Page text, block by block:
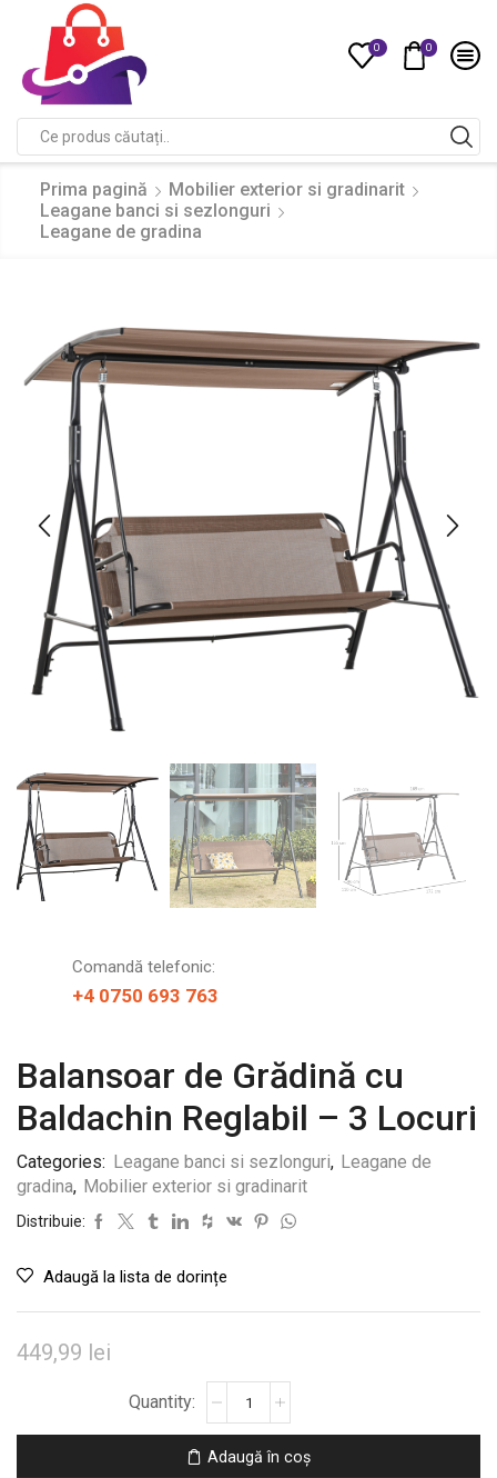
0 0
input
Prima pagină
Mobilier exterior si gradinarit
Leagane banci si sezlonguri
Leagane de gradina
Comandă telefonic:
+4 0750 693 763
Balansoar de Grădină cu
Baldachin Reglabil – 3 Locuri
Categories: Leagane banci si sezlonguri, Leagane de
gradina, Mobilier exterior si gradinarit
Distribuie:
Adaugă la lista de dorințe
449,99 lei
de
Grădină
Adaugă în coș